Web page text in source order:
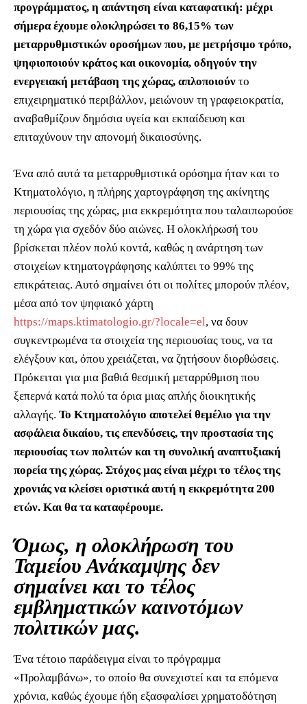
προγράμματος, η απάντηση είναι καταφατική: μέχρι
σήμερα έχουμε ολοκληρώσει το 86,15% των
μεταρρυθμιστικών οροσήμων που, με μετρήσιμο τρόπο,
ψηφιοποιούν κράτος και οικονομία, οδηγούν την
ενεργειακή μετάβαση της χώρας, απλοποιούν το
επιχειρηματικό περιβάλλον, μειώνουν τη γραφειοκρατία,
αναβαθμίζουν δημόσια υγεία και εκπαίδευση και
επιταχύνουν την απονομή δικαιοσύνης.
Ένα από αυτά τα μεταρρυθμιστικά ορόσημα ήταν και το
Κτηματολόγιο, η πλήρης χαρτογράφηση της ακίνητης
περιουσίας της χώρας, μια εκκρεμότητα που ταλαιπωρούσε
τη χώρα για σχεδόν δύο αιώνες. Η ολοκλήρωσή του
βρίσκεται πλέον πολύ κοντά, καθώς η ανάρτηση των
στοιχείων κτηματογράφησης καλύπτει το 99% της
επικράτειας. Αυτό σημαίνει ότι οι πολίτες μπορούν πλέον,
μέσα από τον ψηφιακό χάρτη
https://maps.ktimatologio.gr/?locale=el, να δουν
συγκεντρωμένα τα στοιχεία της περιουσίας τους, να τα
ελέγξουν και, όπου χρειάζεται, να ζητήσουν διορθώσεις.
Πρόκειται για μια βαθιά θεσμική μεταρρύθμιση που
ξεπερνά κατά πολύ τα όρια μιας απλής διοικητικής
αλλαγής. Το Κτηματολόγιο αποτελεί θεμέλιο για την
ασφάλεια δικαίου, τις επενδύσεις, την προστασία της
περιουσίας των πολιτών και τη συνολική αναπτυξιακή
πορεία της χώρας. Στόχος μας είναι μέχρι το τέλος της
χρονιάς να κλείσει οριστικά αυτή η εκκρεμότητα 200
ετών. Και θα τα καταφέρουμε.
Όμως, η ολοκλήρωση του
Ταμείου Ανάκαμψης δεν
σημαίνει και το τέλος
εμβληματικών καινοτόμων
πολιτικών μας.
Ένα τέτοιο παράδειγμα είναι το πρόγραμμα
«Προλαμβάνω», το οποίο θα συνεχιστεί και τα επόμενα
χρόνια, καθώς έχουμε ήδη εξασφαλίσει χρηματοδότηση